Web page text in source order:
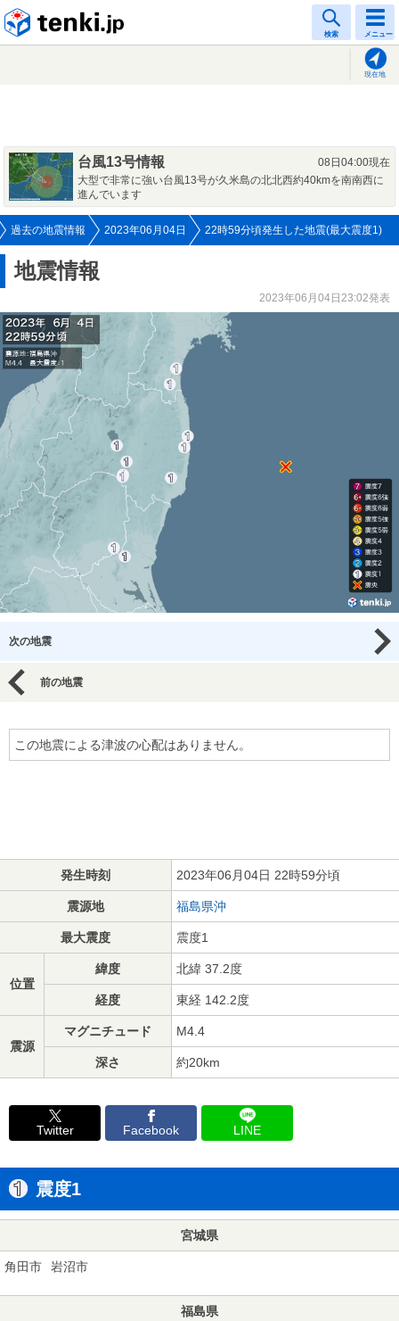
検索 メニュー
現在地
台風13号情報
08日04:00現在
大型で非常に強い台風13号が久米島の北北西約40kmを南南西に
進んでいます
過去の地震情報 2023年06月04日 22時59分頃発生した地震(最大震度1)
地震情報
2023年06月04日23:02発表
次の地震
前の地震
この地震による津波の心配はありません。
発生時刻 2023年06月04日 22時59分頃
震源地 福島県沖
最大震度 震度1
位置
緯度 北緯 37.2度
経度 東経 142.2度
震源
マグニチュード M4.4
深さ 約20km
Twitter Facebook LINE
震度1
宮城県
角田市 岩沼市
福島県